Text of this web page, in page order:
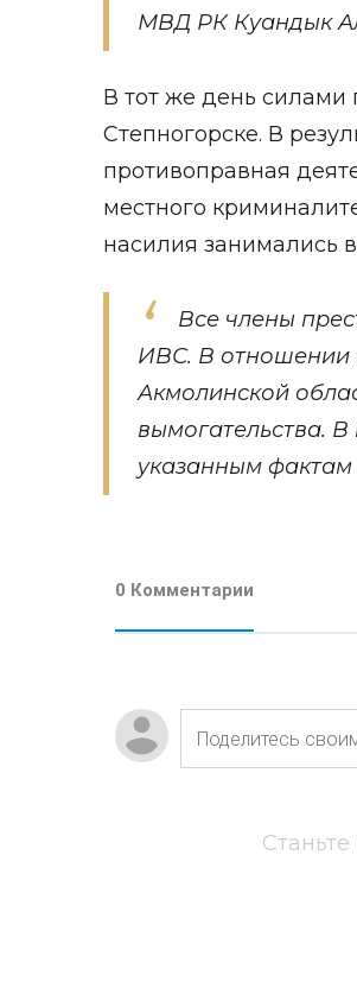
МВД РК Куандык
В тот же день
Степногорске. В
противоправная
местного
насилия занимались
Все члены
ИВС. В отношении
Акмолинской
вымогательства.
указанным фактам
0 Комментарии